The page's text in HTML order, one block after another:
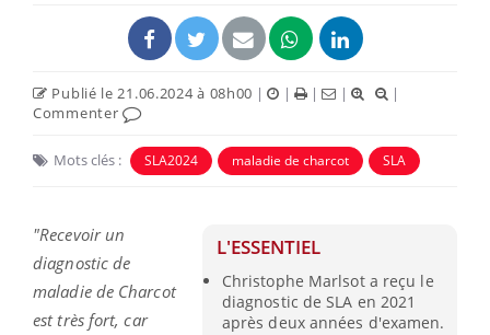
Publié le 21.06.2024 à 08h00 | | | |
|
Commenter
Mots clés : SLA2024 maladie de charcot SLA
L'ESSENTIEL
Christophe Marlsot a reçu le
diagnostic de SLA en 2021
après deux années d'examen.
"Recevoir un
diagnostic de
maladie de Charcot
est très fort, car